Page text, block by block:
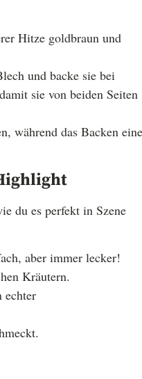
Hitze goldbraun und
und backe sie bei
sie von beiden Seiten
während das Backen eine
du es perfekt in Szene
aber immer lecker!
Kräutern.
echter